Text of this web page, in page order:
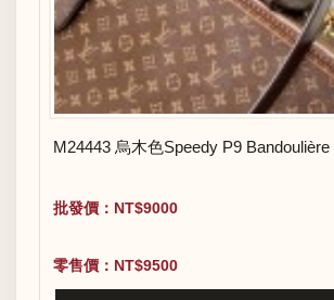
M24443 烏木色Speedy P9
批發價：NT$9000
零售價：NT$9500